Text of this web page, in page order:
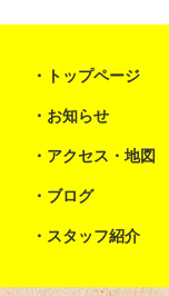
トップページ
お知らせ
アクセス・地図
ブログ
スタッフ紹介